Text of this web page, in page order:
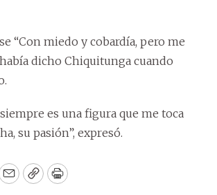
“Con miedo y cobardía, pero me
dicho Chiquitunga cuando
es una figura que me toca
su pasión”, expresó.
EmailCopyPrint